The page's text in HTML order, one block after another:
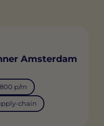
Amsterdam
p/m
chain